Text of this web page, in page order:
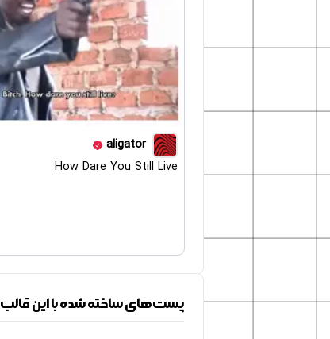
aligator
How Dare You Still Live
پست‌های ساخته شده با این قالب